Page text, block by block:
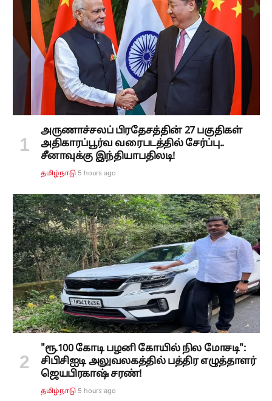
அருணாச்சலப் பிரதேசத்தின் 27 பகுதிகள்
அதிகாரப்பூர்வ வரைபடத்தில் சேர்ப்பு..
சீனாவுக்கு இந்தியாபதிலடி!
தமிழ்நாடு 5 hours ago
"ரூ.100 கோடி பழனி கோயில் நில மோசடி":
சிபிசிஐடி அலுவலகத்தில் பத்திர எழுத்தாளர்
ஜெயபிரகாஷ் சரண்!
தமிழ்நாடு 5 hours ago